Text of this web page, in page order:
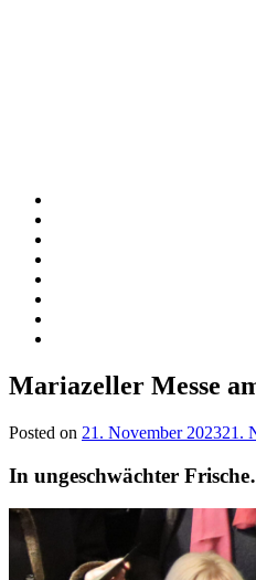
Mariazeller Messe
Posted on 21. November 202321.
In ungeschwächter